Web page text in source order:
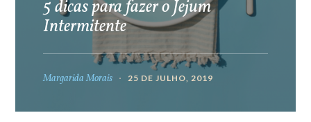
5 dicas para fazer o Jejum
Intermitente
Margarida Morais 25 DE JULHO, 2019